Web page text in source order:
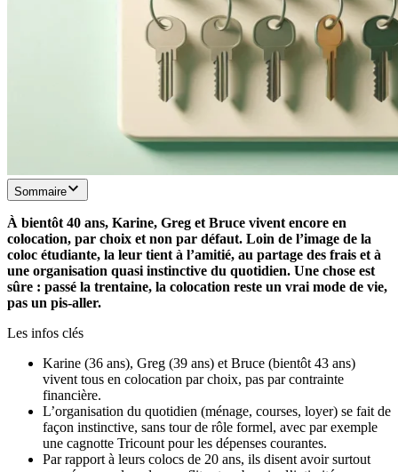
Sommaire
À bientôt 40 ans, Karine, Greg et Bruce vivent encore en
colocation, par choix et non par défaut. Loin de l’image de la
coloc étudiante, la leur tient à l’amitié, au partage des frais et à
une organisation quasi instinctive du quotidien. Une chose est
sûre : passé la trentaine, la colocation reste un vrai mode de vie,
pas un pis-aller.
Les infos clés
Karine (36 ans), Greg (39 ans) et Bruce (bientôt 43 ans)
vivent tous en colocation par choix, pas par contrainte
financière.
L’organisation du quotidien (ménage, courses, loyer) se fait de
façon instinctive, sans tour de rôle formel, avec par exemple
une cagnotte Tricount pour les dépenses courantes.
Par rapport à leurs colocs de 20 ans, ils disent avoir surtout